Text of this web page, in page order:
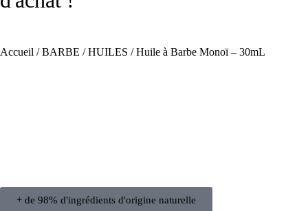
Accueil /BARBE /HUILES / Huile à Barbe Monoï – 30mL
+ de 98% d'ingrédients d'origine naturelle